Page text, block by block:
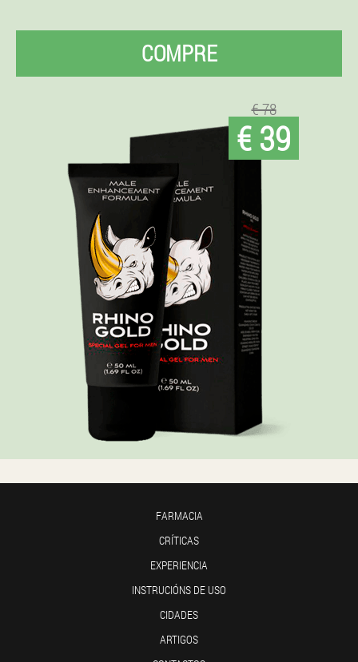
COMPRE
€ 78
€ 39
FARMACIA
CRÍTICAS
EXPERIENCIA
INSTRUCIÓNS DE USO
CIDADES
ARTIGOS